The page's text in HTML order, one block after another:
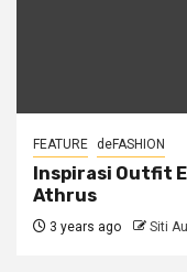
FEATURE deFASHION
Inspirasi Outfit
Athrus
3 years ago Siti